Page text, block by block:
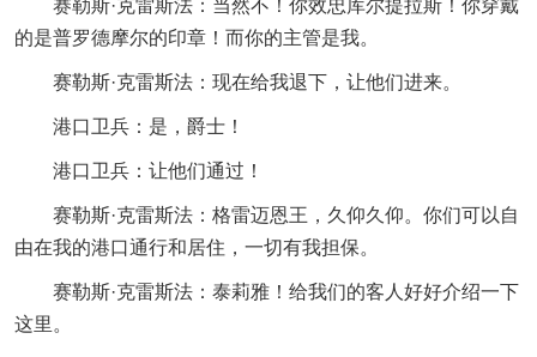
赛勒斯·克雷斯法：当然不！你效忠库尔提拉斯！你穿戴
的是普罗德摩尔的印章！而你的主管是我。
赛勒斯·克雷斯法：现在给我退下，让他们进来。
港口卫兵：是，爵士！
港口卫兵：让他们通过！
赛勒斯·克雷斯法：格雷迈恩王，久仰久仰。你们可以自
由在我的港口通行和居住，一切有我担保。
赛勒斯·克雷斯法：泰莉雅！给我们的客人好好介绍一下
这里。